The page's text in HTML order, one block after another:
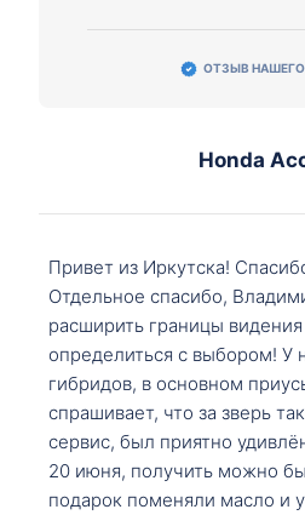
ОТЗЫВ НАШЕГО
Honda
Привет из Иркутска!
Отдельное спасибо,
расширить границы
определиться с выбором! У
гибридов, в основном
спрашивает, что за зверь
сервис, был приятно
20 июня, получить можно
подарок поменяли масло и